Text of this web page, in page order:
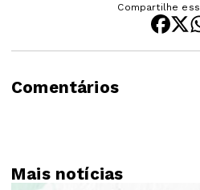
Compartilhe
Comentários
Mais notícias